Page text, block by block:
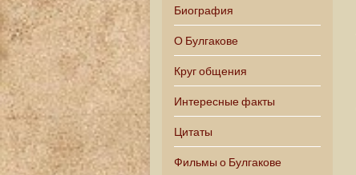
Биография
О Булгакове
Круг общения
Интересные факты
Цитаты
Фильмы о Булгакове